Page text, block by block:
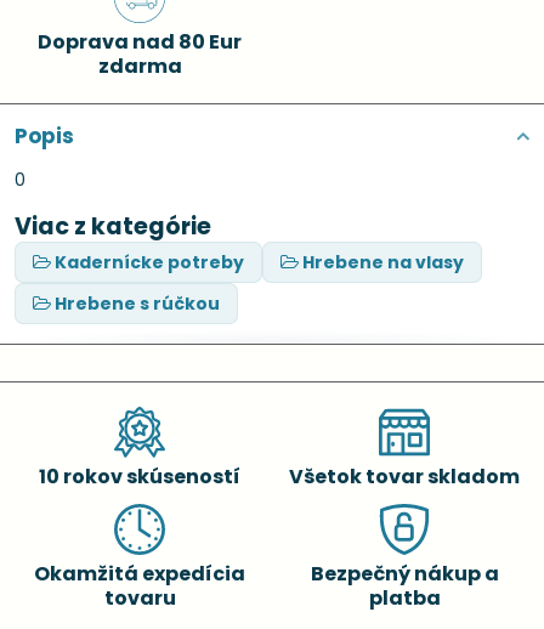
Doprava nad 80 Eur
zdarma
Popis
0
Viac z kategórie
Kadernícke potreby
Hrebene na vlasy
Hrebene s rúčkou
10 rokov skúseností Všetok tovar skladom
Okamžitá expedícia
tovaru
Bezpečný nákup a
platba